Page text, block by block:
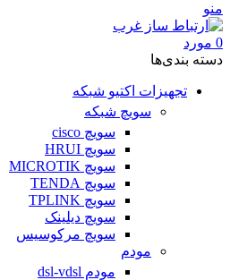
منو
0 مورد
دسته‌ بندی‌ها
تجهیزات اکتیو شبکه
سویچ شبکه
سویچ cisco
سویچ HRUI
سویچ MICROTIK
سویچ TENDA
سویچ TPLINK
سویچ دیلینک
سویچ مرکوسیس
مودم
مودم dsl-vdsl